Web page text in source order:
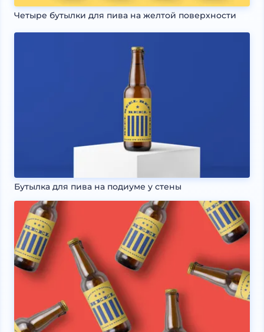
Четыре бутылки для пива на желтой поверхности
Бутылка для пива на подиуме у стены